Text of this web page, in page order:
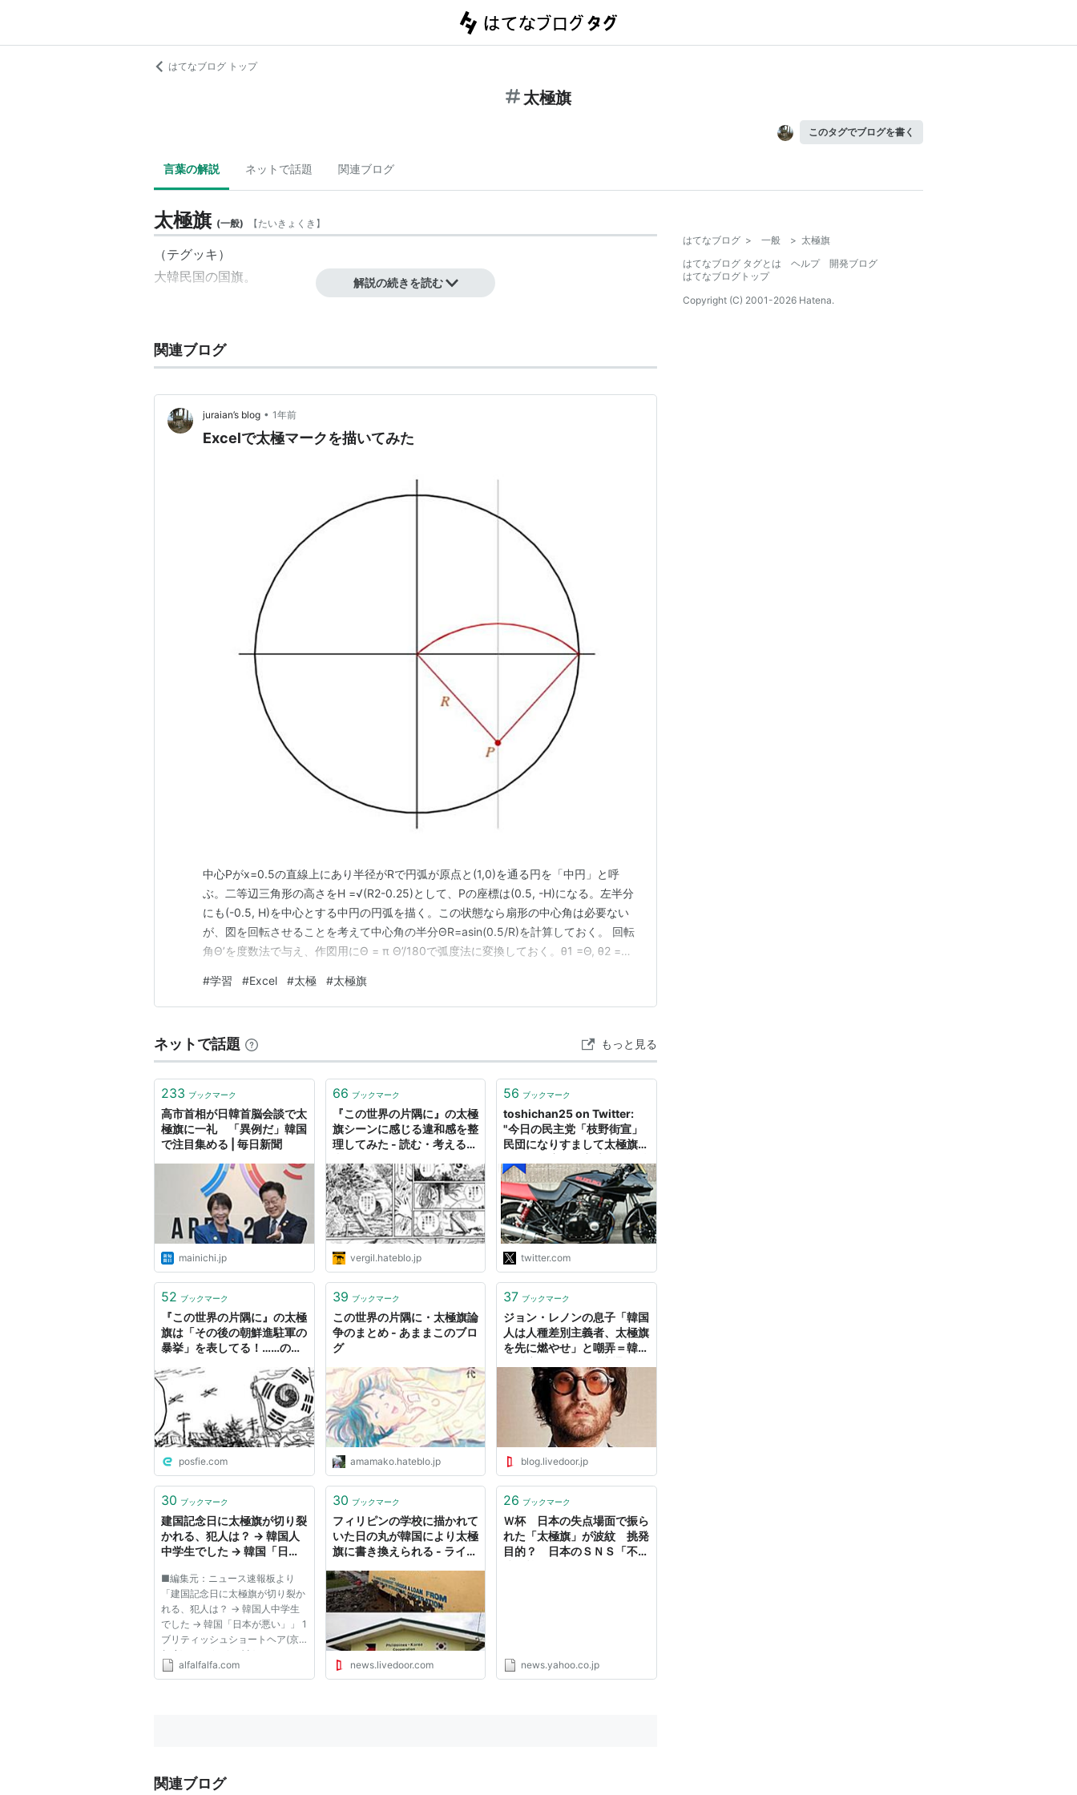
はてなブログ トップ
太極旗
このタグでブログを書く
言葉の解説 ネットで話題 関連ブログ
太極旗 (一般) 【たいきょくき 】
（テグッキ ）
大韓民国の国旗。 解説の続きを読む
関連ブログ
juraian’s blog • 1年前
Excelで太極マークを描いてみた
中心Pがx=0.5の直線上にあり半径がRで円弧が原点と(1,0)を通る円を「中円」と呼
ぶ。二等辺三角形の高さをH =√(R2-0.25)として、Pの座標は(0.5, -H)になる。左半分
にも(-0.5, H)を中心とする中円の円弧を描く。この状態なら扇形の中心角は必要ない
が、図を回転させることを考えて中心角の半分ΘR=asin(0.5/R)を計算しておく。 回転
角Θ’を度数法で与え、作図用にΘ = π Θ’/180で弧度法に変換しておく。θ1 =Θ, θ2 =
(0…
#学習 #Excel #太極 #太極旗
ネットで話題 もっと見る
233 ブックマーク
高市首相が日韓首脳会談で太
極旗に一礼 「異例だ」韓国
で注目集める | 毎日新聞
mainichi.jp
66 ブックマーク
『この世界の片隅に』の太極
旗シーンに感じる違和感を整
理してみた - 読む・考える・
vergil.hateblo.jp
56 ブックマーク
toshichan25 on Twitter:
"今日の民主党「枝野街宣」
民団になりすまして太極旗を
ちw えッ「民主党てこんな
人たちに応援されているの」
と怪訝な顔の通行人、写メを
取る人も多数、かなりのマイ
ナス効果と拡散になった。"
twitter.com
52 ブックマーク
『この世界の片隅に』の太極
旗は「その後の朝鮮進駐軍の
暴挙」を表してる！……の
posfie.com
39 ブックマーク
この世界の片隅に・太極旗論
争のまとめ - あままこのブロ
グ
amamako.hateblo.jp
37 ブックマーク
ジョン・レノンの息子「韓国
人は人種差別主義者、太極旗
を先に燃やせ」と嘲弄＝韓国
blog.livedoor.jp
30 ブックマーク
建国記念日に太極旗が切り裂
かれる、犯人は？ → 韓国人
中学生でした → 韓国「日本
■編集元：ニュース速報板より
「建国記念日に太極旗が切り裂か
れる、犯人は？ → 韓国人中学生
でした → 韓国「日本が悪い」」 1
ブリティッシュショートヘア(京
都府) :2012/10/06(土)
21:51:52.12 ID:JuU3+wKe0 ?
alfalfalfa.com
30 ブックマーク
フィリピンの学校に描かれて
いた日の丸が韓国により太極
旗に書き換えられる - ライブ
news.livedoor.com
26 ブックマーク
Ｗ杯 日本の失点場面で振ら
れた「太極旗」が波紋 挑発
目的？ 日本のＳＮＳ「不愉
news.yahoo.co.jp
関連ブログ
はてなブログ > 一般 > 太極旗
はてなブログ タグとは
ヘルプ
開発ブログ
はてなブログトップ
Copyright (C) 2001-2026 Hatena.